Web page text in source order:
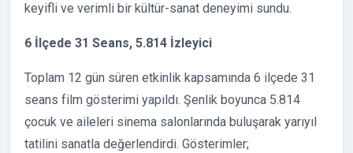
keyifli ve verimli bir kültür-sanat deneyimi sundu.
6 İlçede 31 Seans, 5.814 İzleyici
Toplam 12 gün süren etkinlik kapsamında 6 ilçede 31
seans film gösterimi yapıldı. Şenlik boyunca 5.814
çocuk ve aileleri sinema salonlarında buluşarak yarıyıl
tatilini sanatla değerlendirdi. Gösterimler;